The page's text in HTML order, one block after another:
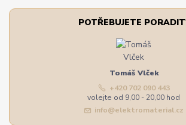
POTŘEBUJETE
Tomáš Vlček
+420 702 090 443
volejte od 9,00 - 20,00 hod
info@elektromaterial.cz